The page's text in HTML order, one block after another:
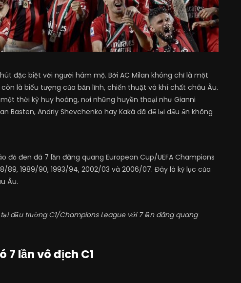
đặc biệt với người hâm mộ. Bởi AC Milan không chỉ là một
là biểu tượng của bản lĩnh, chiến thuật và khí chất châu Âu.
thời kỳ huy hoàng, nơi những huyền thoại như Gianni
Basten, Andriy Shevchenko hay Kaká đã để lại dấu ấn không
đỏ đen đã 7 lần đăng quang European Cup/UEFA Champions
89, 1989/90, 1993/94, 2002/03 và 2006/07. Đây là kỷ lục của
Âu.
đấu trường C1/Champions League với 7 lần đăng quang
lần vô địch C1